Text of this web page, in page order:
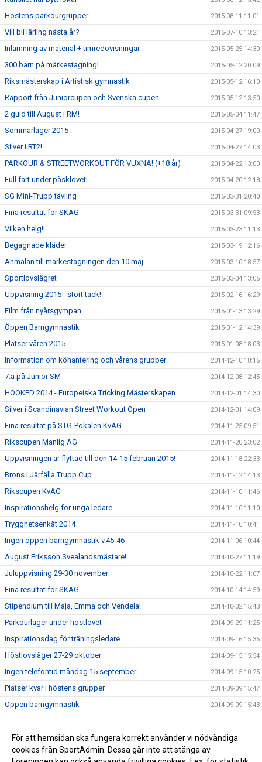
Höstens parkourgrupper 2015-08-11 11:01
Vill bli lärling nästa år? 2015-07-10 13:21
Inlämning av material + timredovisningar 2015-05-25 14:30
300 barn på märkestagning! 2015-05-12 20:09
Riksmästerskap i Artistisk gymnastik 2015-05-12 16:10
Rapport från Juniorcupen och Svenska cupen 2015-05-12 13:50
2 guld till August i RM! 2015-05-04 11:47
Sommarläger 2015 2015-04-27 19:00
Silver i RT2! 2015-04-27 14:03
PARKOUR & STREETWORKOUT FÖR VUXNA! (+18 år) 2015-04-22 13:00
Full fart under påsklovet! 2015-04-20 12:18
SG Mini-Trupp tävling 2015-03-31 20:40
Fina resultat för SKAG 2015-03-31 09:53
Vilken helg!! 2015-03-23 11:13
Begagnade kläder 2015-03-19 12:16
Anmälan till märkestagningen den 10 maj 2015-03-10 18:57
Sportlovslägret 2015-03-04 13:05
Uppvisning 2015 - stort tack! 2015-02-16 16:29
Film från nyårsgympan 2015-01-13 13:29
Öppen Barngymnastik 2015-01-12 14:39
Platser våren 2015 2015-01-08 18:03
Information om köhantering och vårens grupper 2014-12-10 18:15
7:a på Junior SM 2014-12-08 12:45
HOOKED 2014 - Europeiska Tricking Mästerskapen 2014-12-01 14:30
Silver i Scandinavian Street Workout Open 2014-12-01 14:09
Fina resultat på STG-Pokalen KvAG 2014-11-25 09:51
Rikscupen Manlig AG 2014-11-20 23:02
Uppvisningen är flyttad till den 14-15 februari 2015! 2014-11-18 22:33
Brons i Järfälla Trupp Cup 2014-11-12 14:13
Rikscupen KvAG 2014-11-10 11:46
Inspirationshelg för unga ledare 2014-11-10 11:10
Trygghetsenkät 2014 2014-11-10 10:41
Ingen öppen barngymnastik v.45-46 2014-11-06 10:44
August Eriksson Svealandsmästare! 2014-10-27 11:19
Juluppvisning 29-30 november 2014-10-22 11:07
Fina resultat för SKAG 2014-10-14 14:59
Stipendium till Maja, Emma och Vendela! 2014-10-02 15:43
Parkourläger under höstlovet 2014-09-29 11:25
Inspirationsdag för träningsledare 2014-09-16 15:35
Höstlovsläger 27-29 oktober 2014-09-15 15:54
Ingen telefontid måndag 15 september 2014-09-15 10:25
Platser kvar i höstens grupper 2014-09-09 15:47
Öppen barngymnastik 2014-09-09 15:43
Elina och Delia reder ut vad våra värdeord betyder :) 2014-02-27 15:48
Kom till Satelliten med din skola/förskola! 2013-10-08 10:19
För att hemsidan ska fungera korrekt använder vi nödvändiga
cookies från SportAdmin. Dessa går inte att stänga av.